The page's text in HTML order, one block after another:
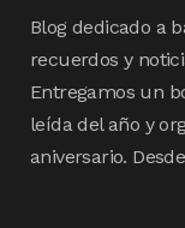
Blog dedicado a
recuerdos y
Entregamos un
leída del año y
aniversario.